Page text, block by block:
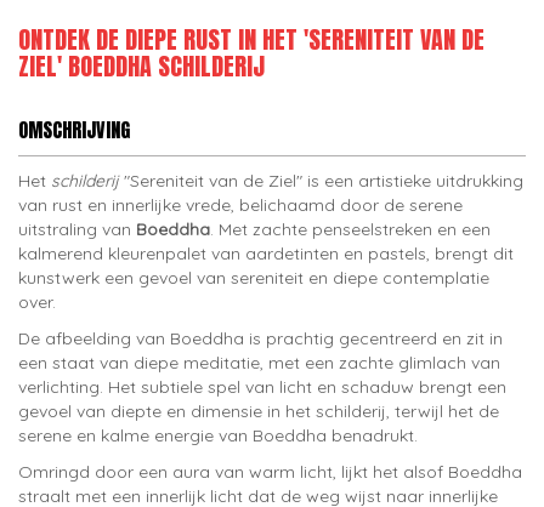
ONTDEK DE DIEPE RUST IN HET 'SERENITEIT VAN DE
ZIEL' BOEDDHA SCHILDERIJ
OMSCHRIJVING
Het schilderij"Sereniteit van de Ziel" is een artistieke uitdrukking
van rust en innerlijke vrede, belichaamd door de serene
uitstraling van Boeddha. Met zachte penseelstreken en een
kalmerend kleurenpalet van aardetinten en pastels, brengt dit
kunstwerk een gevoel van sereniteit en diepe contemplatie
over.
De afbeelding van Boeddha is prachtig gecentreerd en zit in
een staat van diepe meditatie, met een zachte glimlach van
verlichting. Het subtiele spel van licht en schaduw brengt een
gevoel van diepte en dimensie in het schilderij, terwijl het de
serene en kalme energie van Boeddha benadrukt.
Omringd door een aura van warm licht, lijkt het alsof Boeddha
straalt met een innerlijk licht dat de weg wijst naar innerlijke